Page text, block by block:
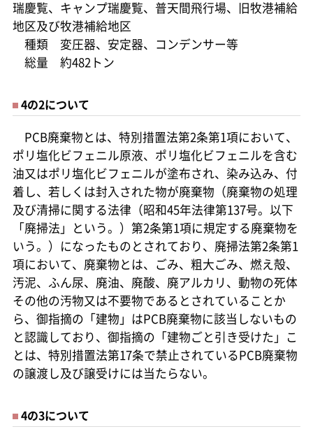
瑞慶覧、キャンプ瑞慶覧、普天間飛行場、旧牧港補給
地区及び牧港補給地区
種類 変圧器、安定器、コンデンサー等
総量 約482トン
4の2について
PCB廃棄物とは、特別措置法第2条第1項において、
ポリ塩化ビフェニル原液、ポリ塩化ビフェニルを含む
油又はポリ塩化ビフェニルが塗布され、染み込み、付
着し、若しくは封入された物が廃棄物（廃棄物の処理
及び清掃に関する法律（昭和45年法律第137号。以下
「廃掃法」という。）第2条第1項に規定する廃棄物を
いう。）になったものとされており、廃掃法第2条第1
項において、廃棄物とは、ごみ、粗大ごみ、燃え殻、
汚泥、ふん尿、廃油、廃酸、廃アルカリ、動物の死体
その他の汚物又は不要物であるとされていることか
ら、御指摘の「建物」はPCB廃棄物に該当しないもの
と認識しており、御指摘の「建物ごと引き受けた」こ
とは、特別措置法第17条で禁止されているPCB廃棄物
の譲渡し及び譲受けには当たらない。
4の3について